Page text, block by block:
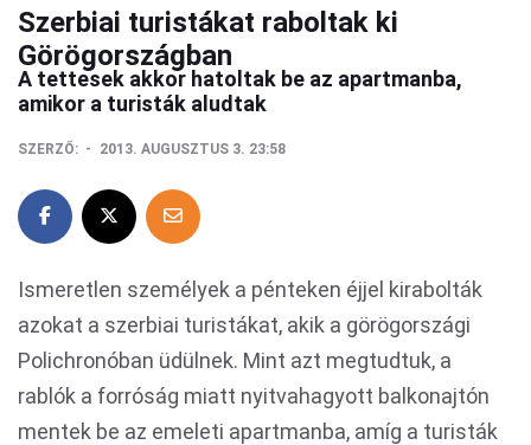
Szerbiai turistákat raboltak ki
Görögországban
A tettesek akkor hatoltak be az apartmanba,
amikor a turisták aludtak
SZERZŐ: 2013. AUGUSZTUS 3. 23:58
Ismeretlen személyek a pénteken éjjel kirabolták
azokat a szerbiai turistákat, akik a görögországi
Polichronóban üdülnek. Mint azt megtudtuk, a
rablók a forróság miatt nyitvahagyott balkonajtón
mentek be az emeleti apartmanba, amíg a turisták